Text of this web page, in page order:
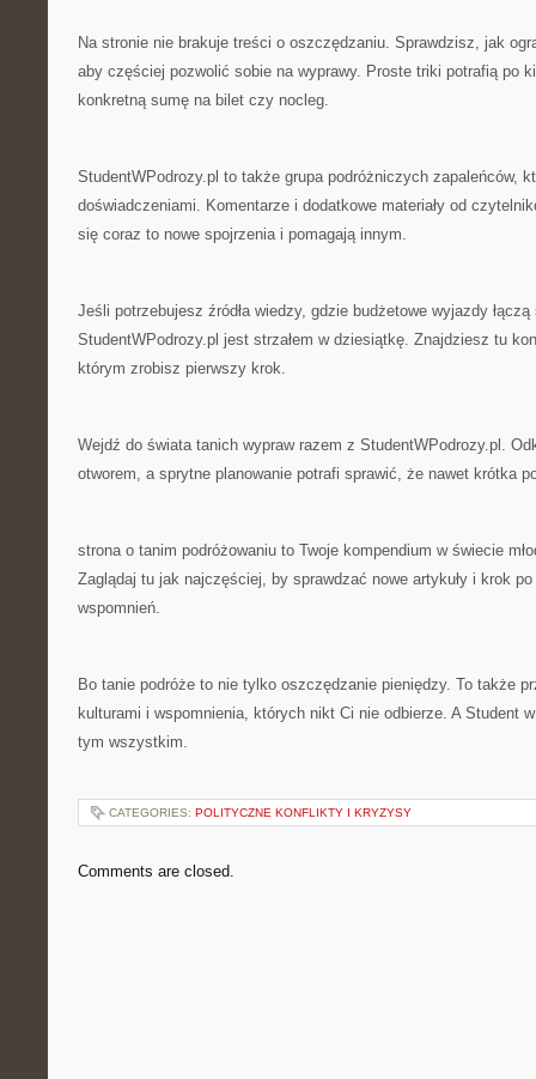
Na stronie nie brakuje treści o oszczędzaniu. Sprawdzisz, jak
aby częściej pozwolić sobie na wyprawy. Proste triki potrafią po
konkretną sumę na bilet czy nocleg.
StudentWPodrozy.pl to także grupa podróżniczych zapaleńców,
doświadczeniami. Komentarze i dodatkowe materiały od
się coraz to nowe spojrzenia i pomagają innym.
Jeśli potrzebujesz źródła wiedzy, gdzie budżetowe wyjazdy
StudentWPodrozy.pl jest strzałem w dziesiątkę. Znajdziesz tu
którym zrobisz pierwszy krok.
Wejdź do świata tanich wypraw razem z StudentWPodrozy.pl.
otworem, a sprytne planowanie potrafi sprawić, że nawet krótka
strona o tanim podróżowaniu to Twoje kompendium w świecie
Zaglądaj tu jak najczęściej, by sprawdzać nowe artykuły i krok
wspomnień.
Bo tanie podróże to nie tylko oszczędzanie pieniędzy. To także
kulturami i wspomnienia, których nikt Ci nie odbierze. A Student
tym wszystkim.
CATEGORIES: POLITYCZNE KONFLIKTY I KRYZYSY
Comments are closed.